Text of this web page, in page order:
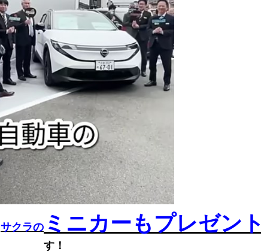
サクラの ミニカーもプレゼント
す！